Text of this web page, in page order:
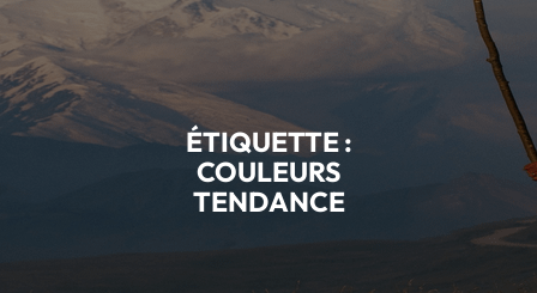
ÉTIQUETTE :
COULEURS
TENDANCE